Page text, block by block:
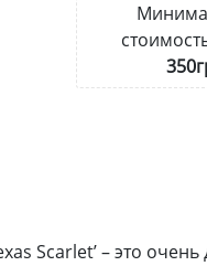
Scarlet’ – это